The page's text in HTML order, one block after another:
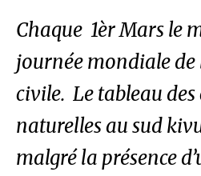
Chaque 1èr Mars le
journée mondiale
civile. Le tableau
naturelles au sud
malgré la présence